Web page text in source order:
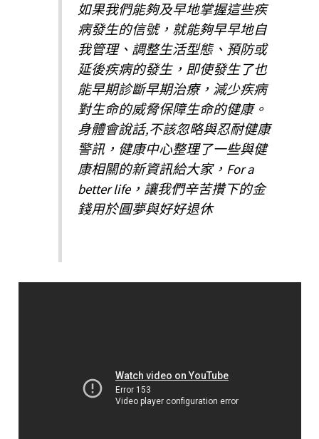
如果我們能夠及早地掌握這些疾
病發生的信號，就能夠早早地自
我管理、調整生活型態、預防或
延後疾病的發生，即使發生了也
能早期診斷早期治療，減少疾病
對生命的威脅保障生命的健康。
身體會說話,不該忽略與忍耐健康
警訊，健康中心整理了一些與健
康相關的新資訊給大家，For a
better life，讓我們辛苦攢下的金
錢用於圓夢與好好退休